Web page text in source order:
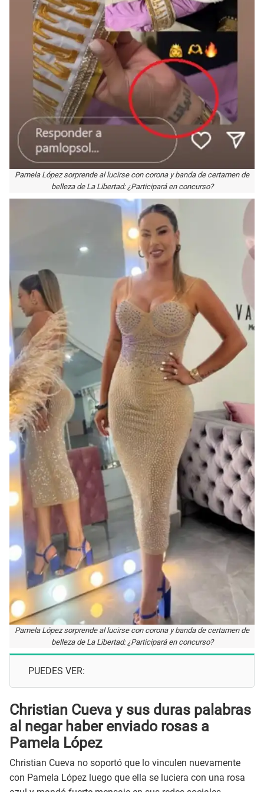
Pamela López sorprende al lucirse con corona y banda de certamen de
belleza de La Libertad: ¿Participará en concurso?
Pamela López sorprende al lucirse con corona y banda de certamen de
belleza de La Libertad: ¿Participará en concurso?
PUEDES VER:
Christian Cueva y sus duras palabras
al negar haber enviado rosas a
Pamela López
Christian Cueva no soportó que lo vinculen nuevamente
con Pamela López luego que ella se luciera con una rosa